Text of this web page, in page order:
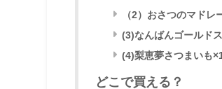
（2）おさつのマドレ
(3)なんばんゴールド
(4)梨恵夢さつまいも
どこで買える？